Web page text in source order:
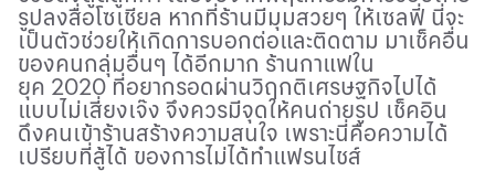
รูปลงสื่อโซเชียล หากที่ร้านมีมุมสวยๆ ให้เซลฟี่ นี่จะ
เป็นตัวช่วยให้เกิดการบอกต่อและติดตาม มาเช็คอื่น
ของคนกลุ่มอื่นๆ ได้อีกมาก ร้านกาแฟใน
ยุค 2020ที่อยากรอดผ่านวิฤกติเศรษฐกิจไปได้
แบบไม่เสี่ยงเจ๊ง จึงควรมีจุดให้คนถ่ายรูป เช็คอิน
ดึงคนเข้าร้านสร้างความสนใจ เพราะนี่คือความได้
เปรียบที่สู้ได้ ของการไม่ได้ทำแฟรนไชส์